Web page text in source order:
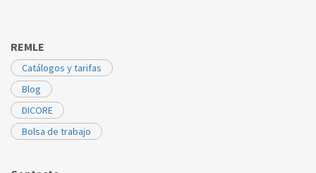
REMLE
Catálogos y tarifas
Blog
DICORE
Bolsa de trabajo